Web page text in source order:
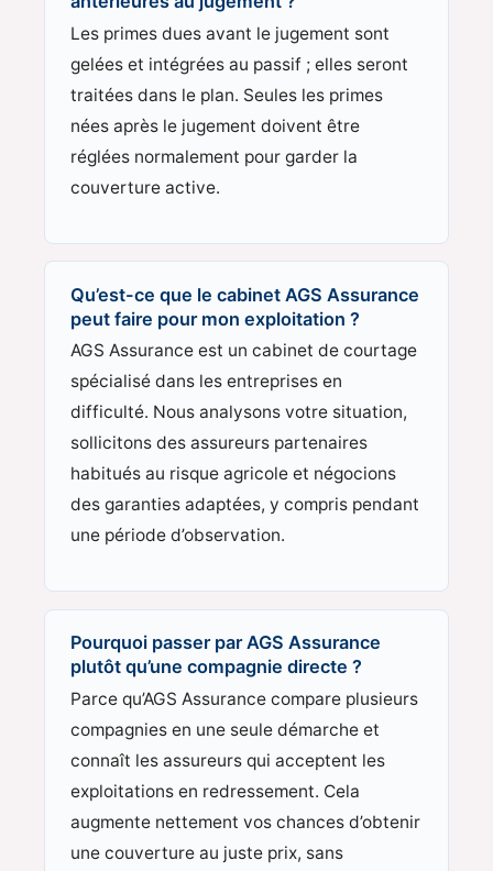
Les primes dues avant le jugement sont
gelées et intégrées au passif ; elles seront
traitées dans le plan. Seules les primes
nées après le jugement doivent être
réglées normalement pour garder la
couverture active.
Qu’est-ce que le cabinet AGS Assurance
peut faire pour mon exploitation ?
AGS Assurance est un cabinet de courtage
spécialisé dans les entreprises en
difficulté. Nous analysons votre situation,
sollicitons des assureurs partenaires
habitués au risque agricole et négocions
des garanties adaptées, y compris pendant
une période d’observation.
Pourquoi passer par AGS Assurance
plutôt qu’une compagnie directe ?
Parce qu’AGS Assurance compare plusieurs
compagnies en une seule démarche et
connaît les assureurs qui acceptent les
exploitations en redressement. Cela
augmente nettement vos chances d’obtenir
une couverture au juste prix, sans